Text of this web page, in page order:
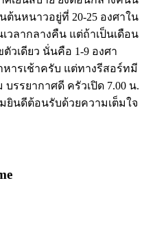
นหนาวอยู่ที่ 20-25 องศาใน
วลากลางคืน แต่ถ้าเป็นเดือน
วเดียว นั่นคือ 1-9 องศา
ารเช้าครับ แต่ทางรีสอร์ทมี
รรยากาศดี ครัวเปิด 7.00 น.
ยินดีต้อนรับด้วยความเต็มใจ